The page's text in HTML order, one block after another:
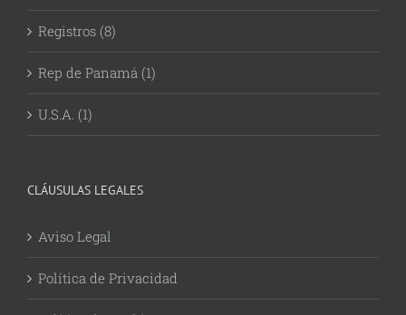
Registros (8)
Rep de Panamá (1)
U.S.A. (1)
CLÁUSULAS LEGALES
Aviso Legal
Política de Privacidad